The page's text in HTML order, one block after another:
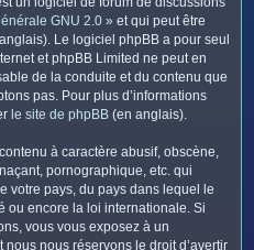
GNU 2.0 » et qui peut être
Le logiciel phpBB a pour seul
et phpBB Limited ne peut en
de la conduite et du contenu que
pas. Pour plus d’informations
le site de phpBB (en anglais).
à caractère abusif, obscène,
pornographique, etc. qui
votre pays, du pays dans lequel le
ou encore la loi internationale. Si
vous vous exposez à un
nous réservons le droit d’avertir